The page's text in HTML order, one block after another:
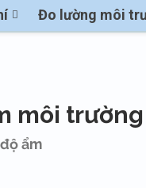
Đo lường môi
môi trường
ẩm